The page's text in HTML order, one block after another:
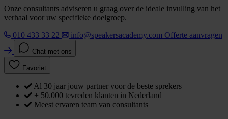
Onze consultants adviseren u graag over de ideale invulling van het
verhaal voor uw specifieke doelgroep.
010 433 33 22
info@speakersacademy.com Offerte aanvragen
Chat met ons
Favoriet
Al 30 jaar jouw partner voor de beste sprekers
+ 50.000 tevreden klanten in Nederland
Meest ervaren team van consultants